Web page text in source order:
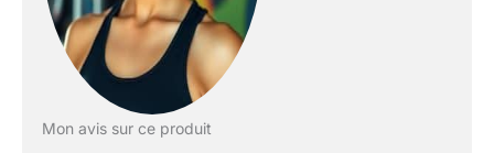
Mon avis sur ce produit